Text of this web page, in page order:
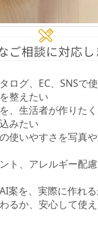
ご相談に対応し
ログ、EC、SNSで
整えたい
、生活者が作りた
みたい
使いやすさを写真
ト、アレルギー配
案を、実際に作れ
るか、安心して使